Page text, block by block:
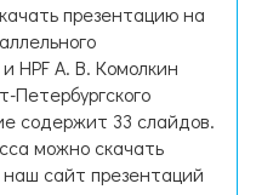
презентацию на
HPF А. В. Комолкин
Петербургского
содержит 33 слайдов.
можно скачать
сайт презентаций